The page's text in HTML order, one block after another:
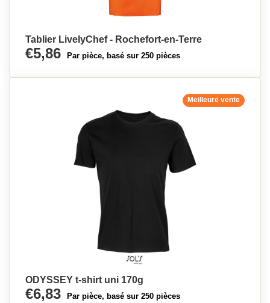
Tablier LivelyChef - Rochefort-en-Terre
€5,86 Par pièce, basé sur 250 pièces
Meilleure vente
ODYSSEY t-shirt uni 170g
€6,83 Par pièce, basé sur 250 pièces